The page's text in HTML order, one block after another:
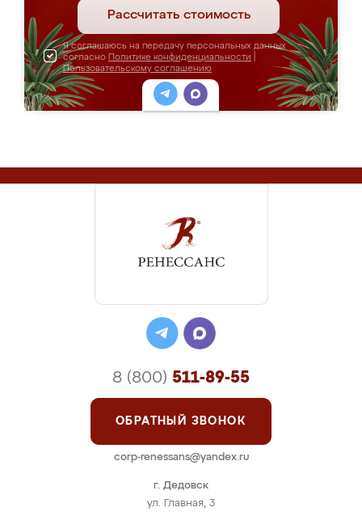
Рассчитать стоимость
Я соглашаюсь на передачу персональных данных
согласно Политике конфиденциальности
Пользовательскому соглашению
г. Дедовск
ул. Главная, 3
8 (800) 511-89-55
ОБРАТНЫЙ ЗВОНОК
corp-renessans@yandex.ru